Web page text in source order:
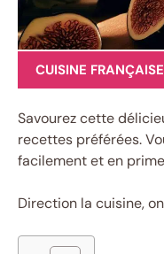
CUISINE FRANÇAISE
Savourez cette
recettes préférées.
facilement et en
Direction la cuisine,